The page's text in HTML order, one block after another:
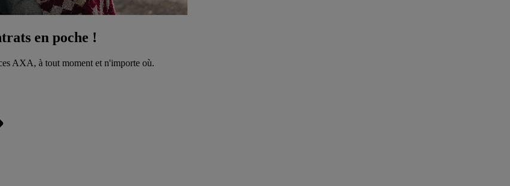
en poche !
AXA, à tout moment et n'importe où.